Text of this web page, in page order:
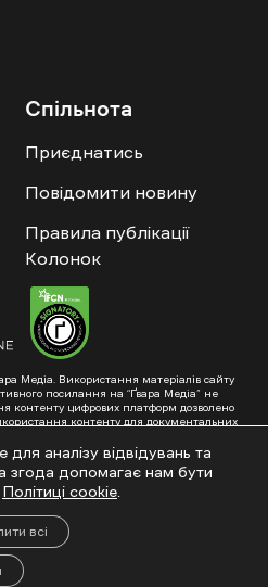
Спільнота
Приєднатись
Повідомити новину
Правила публікації
Колонок
Медіа. Використання матеріалів сайту
посилання на “Ґвара Медіа” не
контенту цифрових платформ дозволено
контенту для документальних
медіа – R40-01353. Поштова
вул. Гоголя, 14, абонентська скринька
аналізу відвідувань та
згода допомагає нам бути
Політиці cookie
всі